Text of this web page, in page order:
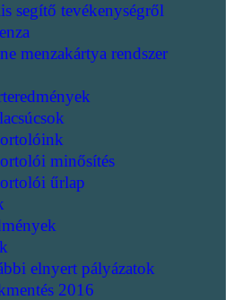
segítő tevékenységről
menzakártya rendszer
minősítés
űrlap
elnyert pályázatok
2016